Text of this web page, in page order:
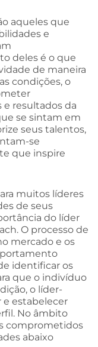
aqueles que
e
deles é o que
de maneira
condições, o
resultados da
se sintam em
seus talentos,
se
que inspire
muitos líderes
de seus
do líder
O processo de
mercado e os
identificar os
que o indivíduo
o líder-
estabelecer
No âmbito
comprometidos
abaixo